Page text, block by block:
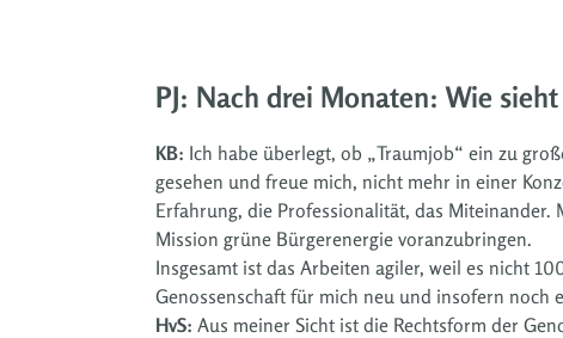
PJ: Nach drei Monaten: Wie
KB: Ich habe überlegt, ob „Traumjob“ ein zu
gesehen und freue mich, nicht mehr in einer
Erfahrung, die Professionalität, das Miteinander.
Mission grüne Bürgerenergie voranzubringen.
Insgesamt ist das Arbeiten agiler, weil es nicht
Genossenschaft für mich neu und insofern noch
HvS: Aus meiner Sicht ist die Rechtsform der